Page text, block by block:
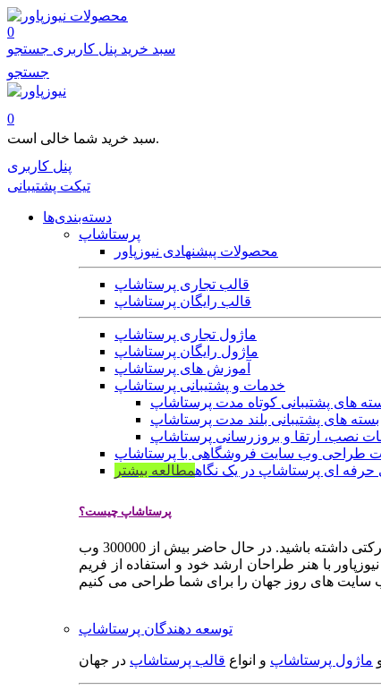
محصولات
0
سبد خرید پنل کاربری جستجو
جستجو
0
سبد خرید شما خالی است.
پنل کاربری
تیکت پشتیبانی
دسته‌بندی‌ها
پرستاشاپ
محصولات پیشنهادی نیوزپاور
قالب تجاری پرستاشاپ
قالب رایگان پرستاشاپ
ماژول تجاری پرستاشاپ
ماژول رایگان پرستاشاپ
آموزش های پرستاشاپ
خدمات و پشتیبانی پرستاشاپ
های پشتیبانی کوتاه مدت پرستاشاپ
بسته های پشتیبانی بلند مدت پرستاشاپ
نصب، ارتقا و بروزرسانی پرستاشاپ
طراحی وب سایت فروشگاهی با پرستاشاپ
حرفه ای پرستاشاپ در یک نگاهمطالعه بیشتر
پرستاشاپ چیست؟
پرستاشاپ یک سیستم مدیریت وب سایت / فروشگاه آنلاین اپن سورس است که به شما کمک می کند به سرعت یک وب سایت فروشگاهی / شرکتی داشته باشید. در حال حاضر بیش از 300000 وب
با هنر طراحان ارشد خود و استفاده از فریم
توسعه دهندگان پرستاشاپ
ماژول پرستاشاپ و انواع قالب پرستاشاپ در جهان